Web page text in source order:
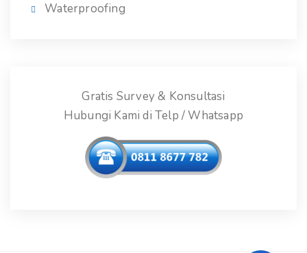
Waterproofing
Gratis Survey & Konsultasi
Hubungi Kami di Telp / Whatsapp